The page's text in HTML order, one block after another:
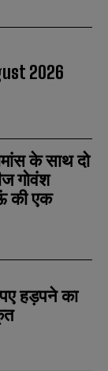
2026
के साथ दो
गोवंश
की एक
हड़पने का